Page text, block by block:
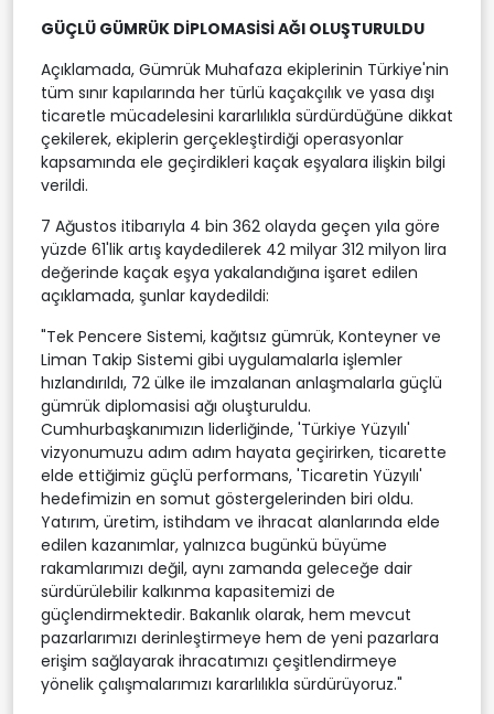
GÜÇLÜ GÜMRÜK DİPLOMASİSİ AĞI OLUŞTURULDU
Açıklamada, Gümrük Muhafaza ekiplerinin Türkiye'nin
tüm sınır kapılarında her türlü kaçakçılık ve yasa dışı
ticaretle mücadelesini kararlılıkla sürdürdüğüne dikkat
çekilerek, ekiplerin gerçekleştirdiği operasyonlar
kapsamında ele geçirdikleri kaçak eşyalara ilişkin bilgi
verildi.
7 Ağustos itibarıyla 4 bin 362 olayda geçen yıla göre
yüzde 61'lik artış kaydedilerek 42 milyar 312 milyon lira
değerinde kaçak eşya yakalandığına işaret edilen
açıklamada, şunlar kaydedildi:
"Tek Pencere Sistemi, kağıtsız gümrük, Konteyner ve
Liman Takip Sistemi gibi uygulamalarla işlemler
hızlandırıldı, 72 ülke ile imzalanan anlaşmalarla güçlü
gümrük diplomasisi ağı oluşturuldu.
Cumhurbaşkanımızın liderliğinde, 'Türkiye Yüzyılı'
vizyonumuzu adım adım hayata geçirirken, ticarette
elde ettiğimiz güçlü performans, 'Ticaretin Yüzyılı'
hedefimizin en somut göstergelerinden biri oldu.
Yatırım, üretim, istihdam ve ihracat alanlarında elde
edilen kazanımlar, yalnızca bugünkü büyüme
rakamlarımızı değil, aynı zamanda geleceğe dair
sürdürülebilir kalkınma kapasitemizi de
güçlendirmektedir. Bakanlık olarak, hem mevcut
pazarlarımızı derinleştirmeye hem de yeni pazarlara
erişim sağlayarak ihracatımızı çeşitlendirmeye
yönelik çalışmalarımızı kararlılıkla sürdürüyoruz."